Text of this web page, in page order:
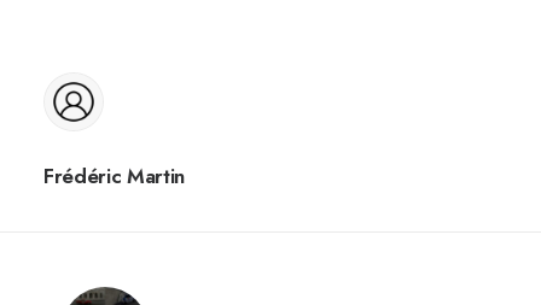
Frédéric Martin